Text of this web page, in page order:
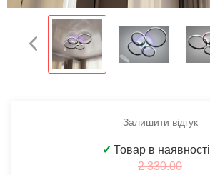
Залишити відгук
✓ Товар в наявності
2 330.00